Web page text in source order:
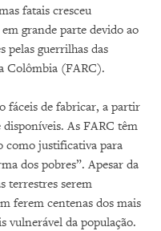
fatais cresceu
grande parte devido ao
pelas guerrilhas das
Colômbia (FARC).
fáceis de fabricar, a partir
As FARC têm
como justificativa para
dos pobres”. Apesar da
terrestres serem
ferem centenas dos mais
vulnerável da população.